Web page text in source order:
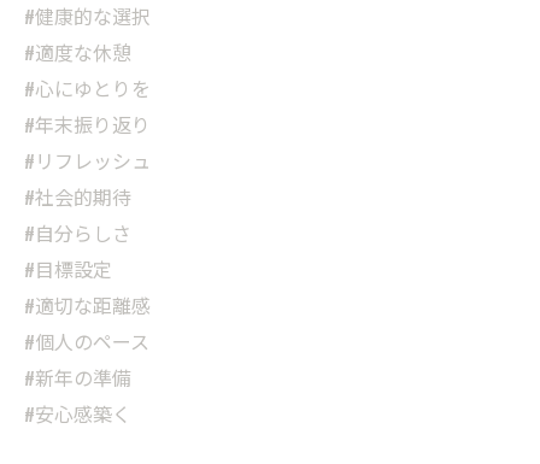
#健康的な選択
#適度な休憩
#心にゆとりを
#年末振り返り
#リフレッシュ
#社会的期待
#自分らしさ
#目標設定
#適切な距離感
#個人のペース
#新年の準備
#安心感築く